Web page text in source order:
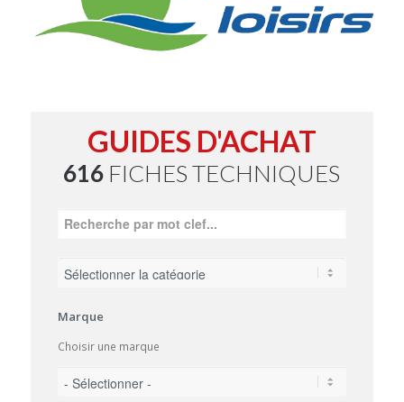
GUIDES D'ACHAT
616 FICHES TECHNIQUES
Marque
Choisir une marque